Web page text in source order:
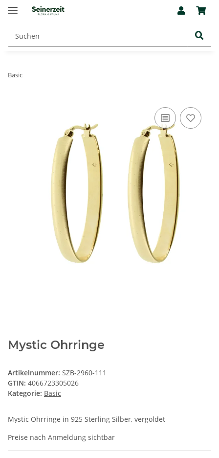
Basic
Mystic Ohrringe
Artikelnummer: SZB-2960-111
GTIN: 4066723305026
Kategorie: Basic
Mystic Ohrringe in 925 Sterling Silber, vergoldet
Preise nach Anmeldung sichtbar